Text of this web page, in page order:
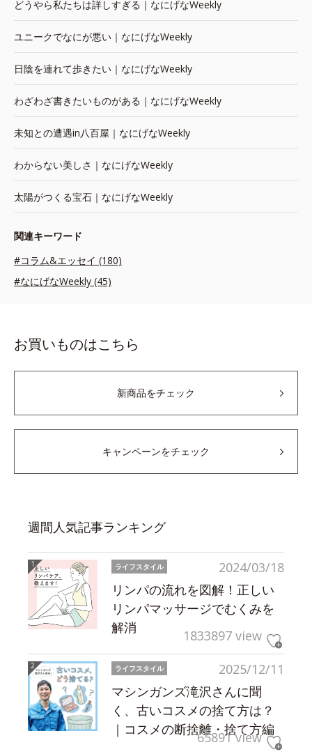
どうやら私たちは詳しすぎる｜なにげなWeekly
ユニークでなにが悪い｜なにげなWeekly
日陰を連れて歩きたい｜なにげなWeekly
わざわざ書きたいものがある｜なにげなWeekly
未知との遭遇in八百屋｜なにげなWeekly
わからない美しさ｜なにげなWeekly
太陽がつくる宝石｜なにげなWeekly
関連キーワード
#コラム&エッセイ (180)
#なにげなWeekly (45)
お買いものはこちら
新商品をチェック
キャンペーンをチェック
週間人気記事ランキング
2024/03/18
ライフスタイル
リンパの流れを図解！正しい
リンパマッサージでむくみを
解消
1833897 view
2025/12/11
ライフスタイル
マシンガンズ滝沢さんに聞
く、古いコスメの捨て方は？
｜コスメの断捨離・捨て方編
65891 view